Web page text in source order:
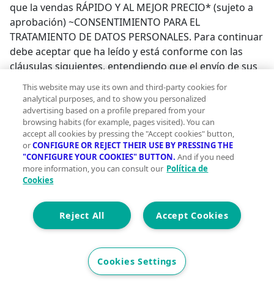
que la vendas RÁPIDO Y AL MEJOR PRECIO* (sujeto a
aprobación) ~CONSENTIMIENTO PARA EL
TRATAMIENTO DE DATOS PERSONALES. Para continuar
debe aceptar que ha leído y está conforme con las
cláusulas siguientes, entendiendo que el envío de sus
datos tanto mediante email como mediante el
formulario de contacto de esta web supone el
consentimiento explícito para el tratamiento de los
mismos en los términos y condiciones aquí expuestos
así como en nuestra política de privacidad y aviso
legal. En caso de error, el texto íntegro lo tenemos en
nuestra web.~HOGARABITAT SERVICIOS
INMOBILIARIOS S.L. es responsable del tratamiento de
los datos personales del usuario. Le informa que estos
datos serán tratados de conformidad con lo dispuesto
en el Reglamento (UE) 2016/679 de 27 de abril de 2016
(LOPDGDD), por lo que se le facilita la siguiente
información del tratamiento:~Fin del tratamiento:
This website may use its own and third-party cookies for
analytical purposes, and to show you personalized
advertising based on a profile prepared from your
browsing habits (for example, pages visited). You can
accept all cookies by pressing the "Accept cookies" button,
orCONFIGURE OR REJECT THEIR USE BY PRESSING THE
"CONFIGURE YOUR COOKIES" BUTTON. And if you need
more information, you can consult our Política de
Cookies
Accept Cookies
Reject All
Cookies Settings